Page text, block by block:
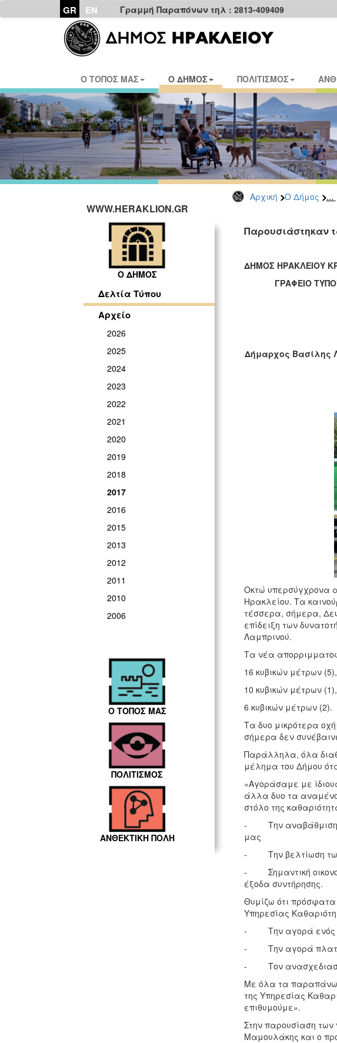
GR EN Γραμμή Παραπόνων τηλ : 2813-409409
Ο ΤΟΠΟΣ ΜΑΣ Ο ΔΗΜΟΣ ΠΟΛΙΤΙΣΜΟΣ
Αρχική Ο Δήμος ...
WWW.HERAKLION.GR
Ο ΔΗΜΟΣ
Δελτία Τύπου
Αρχείο
2026
2025
2024
2023
2022
2021
2020
2019
2018
2017
2016
2015
2013
2012
2011
2010
2006
Ο ΤΟΠΟΣ ΜΑΣ
ΠΟΛΙΤΙΣΜΟΣ
ΑΝΘΕΚΤΙΚΗ ΠΟΛΗ
Παρουσιάστηκαν
ΔΗΜΟΣ ΗΡΑΚΛΕΙΟΥ
ΓΡΑΦΕΙΟ
Δήμαρχος Βασίλης
Οκτώ υπερσύγχρονα
Ηρακλείου. Τα
τέσσερα, σήμερα,
επίδειξη των
Λαμπρινού.
Τα νέα
16 κυβικών μέτρων (5),
10 κυβικών μέτρων (1),
6 κυβικών μέτρων (2).
Τα δυο μικρότερα
σήμερα δεν
Παράλληλα, όλα
μέλημα του Δήμου
«Αγοράσαμε με
άλλα δυο τα
στόλο της
- Την αναβάθμιση
μας
- Την βελτίωση των
- Σημαντική
έξοδα συντήρησης.
Θυμίζω ότι
Υπηρεσίας
- Την αγορά ενός
- Την αγορά
- Τον
Με όλα τα παραπάνω
της Υπηρεσίας
επιθυμούμε».
Στην παρουσίαση
Μαμουλάκης και ο